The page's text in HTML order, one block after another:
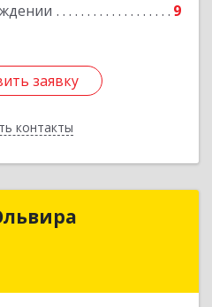
9
заявку
контакты
заявку
Эльвира